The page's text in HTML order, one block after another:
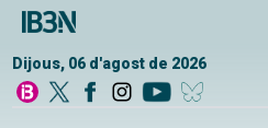
Dijous, 06 d'agost de 2026